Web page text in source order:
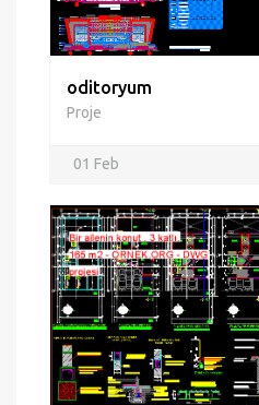
oditoryum
Proje
01 Feb